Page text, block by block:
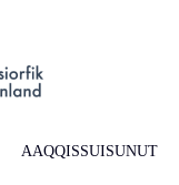
AAQQISSUISUNUT